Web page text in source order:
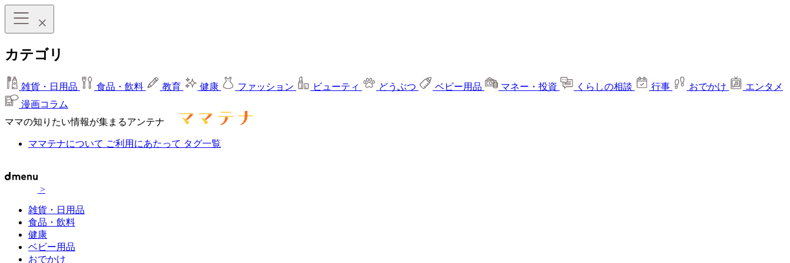
カテゴリ
雑貨・日用品 食品・飲料 教育 健康 ファッション ビューティ どうぶつ ベビー用品 マネー・投資 くらしの相談 行事 おでかけ
エンタメ
漫画コラム
ママの知りたい情報が集まるアンテナ
ママテナについて ご利用にあたって タグ一覧
>
雑貨・日用品
食品・飲料
健康
ベビー用品
おでかけ